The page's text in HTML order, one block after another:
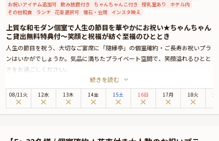
お祝いアイテム追加可 飲み放題付き ちゃんちゃんこ付き 授乳室あり
ホテル内
その他和食 ランチ 花束選択可 懐石・会席 インスタ映え
上質な和モダン個室で人生の節目を華やかにお祝い★ちゃんちゃん
こ貸出無料特典付〜笑顔と祝福が紡ぐ至福のひととき
人生の節目を祝う、大切なご宴席に「隨縁亭」の個室確約・ご長寿お祝いプラ
ンはいかがでしょうか。気品に満ちたプライベート空間で、笑顔溢れるひとと
きをお過ごしください。
「隨縁亭」は、大阪駅から西口より徒歩3分、ホテルモントレ大阪8階に位置す
る日本料理店。アクセス抜群な立地は、幅広い世代が集う場としても安心して
お選びいただけます。
続きを読む
08/11火 12水 13木 14金 15土 16日 17月 18火